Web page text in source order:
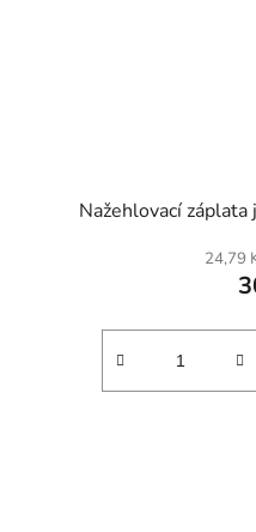
Nažehlovací
24,79